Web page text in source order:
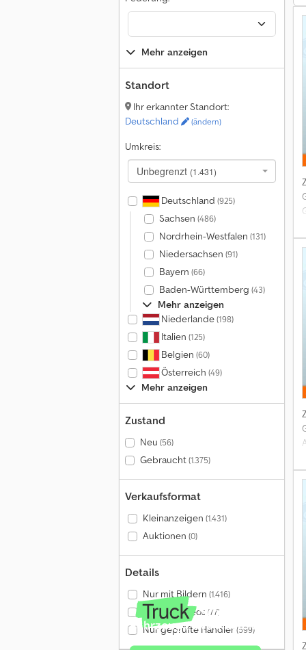
Mehr anzeigen
Standort
Ihr erkannter Standort:
Deutschland
(ändern)
Umkreis:
Unbegrenzt (1.431)
Deutschland (925)
Sachsen (486)
Nordrhein-Westfalen (131)
Niedersachsen (91)
Bayern (66)
Baden-Württemberg (43)
Mehr anzeigen
Niederlande(198)
Italien (125)
Belgien (60)
Österreich (49)
Mehr anzeigen
Zustand
Neu (56)
Gebraucht(1.375)
Verkaufsformat
Kleinanzeigen (1.431)
Auktionen (0)
Details
Nur mit Bildern (1.416)
Nur mit Videos (77)
Nur geprüfte Händler(599)
Fahrzeug zu verkaufen?